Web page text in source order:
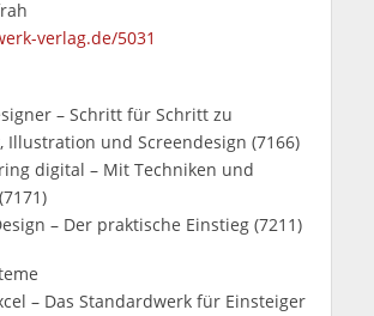
verlag.de/5031
– Schritt für Schritt zu
Illustration und Screendesign (7166)
digital – Mit Techniken und
– Der praktische Einstieg (7211)
– Das Standardwerk für Einsteiger